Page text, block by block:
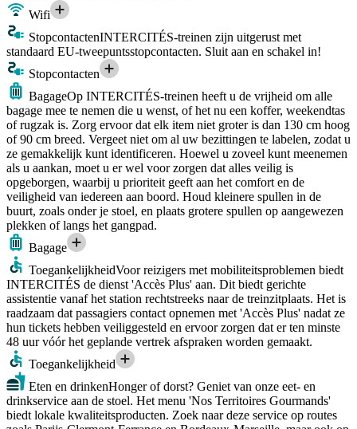
Wifi
StopcontactenINTERCITÉS-treinen zijn uitgerust met
standaard EU-tweepuntsstopcontacten. Sluit aan en schakel in!
Stopcontacten
BagageOp INTERCITÉS-treinen heeft u de vrijheid om alle
bagage mee te nemen die u wenst, of het nu een koffer, weekendtas
of rugzak is. Zorg ervoor dat elk item niet groter is dan 130 cm hoog
of 90 cm breed. Vergeet niet om al uw bezittingen te labelen, zodat u
ze gemakkelijk kunt identificeren. Hoewel u zoveel kunt meenemen
als u aankan, moet u er wel voor zorgen dat alles veilig is
opgeborgen, waarbij u prioriteit geeft aan het comfort en de
veiligheid van iedereen aan boord. Houd kleinere spullen in de
buurt, zoals onder je stoel, en plaats grotere spullen op aangewezen
plekken of langs het gangpad.
Bagage
ToegankelijkheidVoor reizigers met mobiliteitsproblemen biedt
INTERCITÉS de dienst 'Accès Plus' aan. Dit biedt gerichte
assistentie vanaf het station rechtstreeks naar de treinzitplaats. Het is
raadzaam dat passagiers contact opnemen met 'Accès Plus' nadat ze
hun tickets hebben veiliggesteld en ervoor zorgen dat er ten minste
48 uur vóór het geplande vertrek afspraken worden gemaakt.
Toegankelijkheid
Eten en drinkenHonger of dorst? Geniet van onze eet- en
drinkservice aan de stoel. Het menu 'Nos Territoires Gourmands'
biedt lokale kwaliteitsproducten. Zoek naar deze service op routes